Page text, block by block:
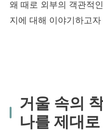
왜 때로 외부의 객관적
지에 대해 이야기하고자
거울 속의
나를 제대